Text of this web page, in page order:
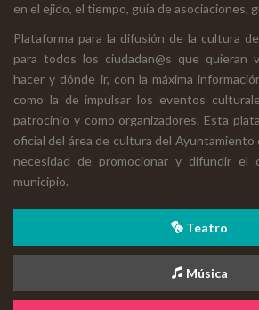
en el ejido, el tiempo, guía de asociaciones,
Plataforma para la difusión de la cultura
para todos los ciudadan@s que quieran
hacer y dónde ir, con la máxima
como la de impulsar los eventos
patrocinio y como organizadores. Esta
oficial del área de cultura del Ayuntamiento
necesidad de promocionar y difundir el
municipio.
Teatro
Música